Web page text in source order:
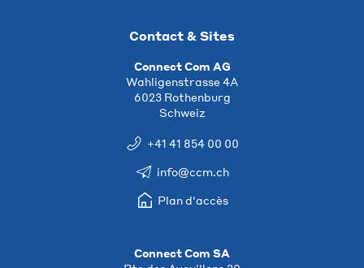
Contact & Sites
Connect Com AG
Wahligenstrasse 4A
6023 Rothenburg
Schweiz
+41 41 854 00 00
info@ccm.ch
Plan d'accès
Connect Com SA